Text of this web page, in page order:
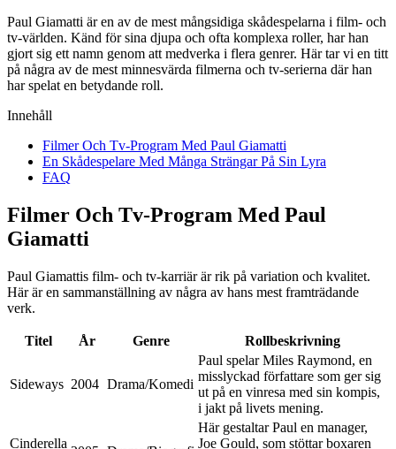
Paul Giamatti är en av de mest mångsidiga skådespelarna i film- och
tv-världen. Känd för sina djupa och ofta komplexa roller, har han
gjort sig ett namn genom att medverka i flera genrer. Här tar vi en titt
på några av de mest minnesvärda filmerna och tv-serierna där han
har spelat en betydande roll.
Innehåll
Filmer Och Tv-Program Med Paul Giamatti
En Skådespelare Med Många Strängar På Sin Lyra
FAQ
Filmer Och Tv-Program Med Paul
Giamatti
Paul Giamattis film- och tv-karriär är rik på variation och kvalitet.
Här är en sammanställning av några av hans mest framträdande
verk.
Titel År Genre Rollbeskrivning
Sideways 2004 Drama/Komedi
Paul spelar Miles Raymond, en
misslyckad författare som ger sig
ut på en vinresa med sin kompis,
i jakt på livets mening.
Cinderella
Här gestaltar Paul en manager,
Joe Gould, som stöttar boxaren